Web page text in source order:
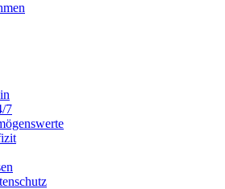
7